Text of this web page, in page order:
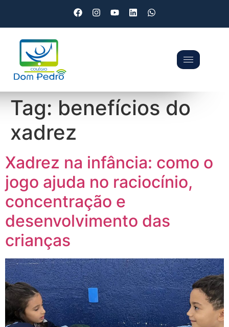
Tag:benefícios do
xadrez
Xadrez na infância: como o
jogo ajuda no raciocínio,
concentração e
desenvolvimento das
crianças